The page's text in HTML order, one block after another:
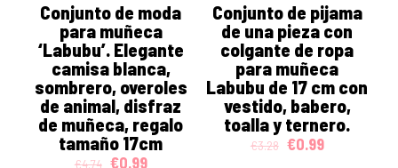
Conjunto de moda
para muñeca
‘Labubu’. Elegante
camisa blanca,
sombrero, overoles
de animal, disfraz
de muñeca, regalo
tamaño 17cm
€4.74 Original
€0.99Current
Conjunto de pijama
de una pieza con
colgante de ropa
para muñeca
Labubu de 17 cm con
vestido, babero,
toalla y ternero.
€3.28 Original
€0.99Current